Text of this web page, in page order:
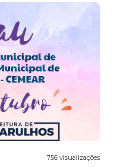
756 visualizações